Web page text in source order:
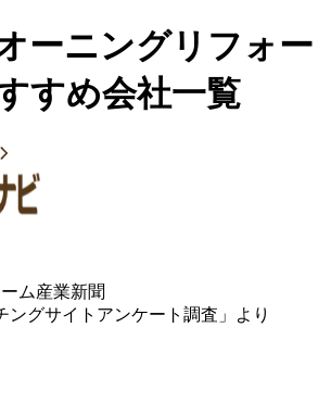
ーニングリフォー
すめ会社一覧
ム産業新聞
ングサイトアンケート調査」より